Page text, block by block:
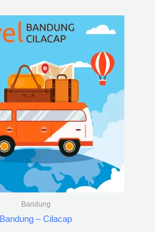
Bandung
Bandung – Cilacap